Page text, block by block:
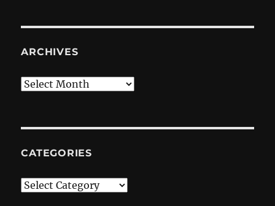
ARCHIVES
Archives
CATEGORIES
Categories